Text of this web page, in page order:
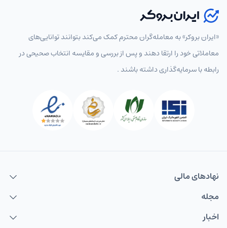
«ایران بروکر» به معامله‌گران محترم کمک می‌کند بتوانند توانایی‌های
معاملاتی خود را ارتقا دهند و پس از بررسی و مقایسه انتخاب‌ صحیحی در
رابطه با سرمایه‌گذاری داشته باشند .
نهاد‌های مالی
مجله
اخبار